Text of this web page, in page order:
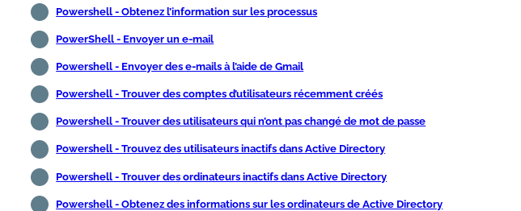
Powershell - Obtenez l’information sur les processus
PowerShell - Envoyer un e-mail
Powershell - Envoyer des e-mails à l’aide de Gmail
Powershell - Trouver des comptes d’utilisateurs récemment créés
Powershell - Trouver des utilisateurs qui n’ont pas changé de mot de passe
Powershell - Trouvez des utilisateurs inactifs dans Active Directory
Powershell - Trouver des ordinateurs inactifs dans Active Directory
Powershell - Obtenez des informations sur les ordinateurs de Active Directory